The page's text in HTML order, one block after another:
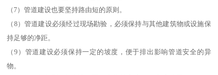
（7）管道建设也要坚持路由短的原则。
（8）管道建设必须经过现场勘验，必须保持与其他建筑物或设施保
持足够的净距。
（9）管道建设必须保持一定的坡度，便于排出影响管道安全的异
物。